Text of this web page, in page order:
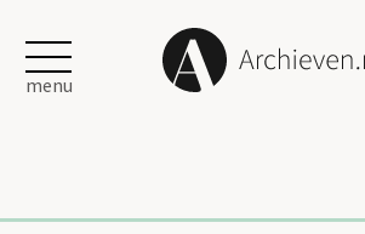
menu